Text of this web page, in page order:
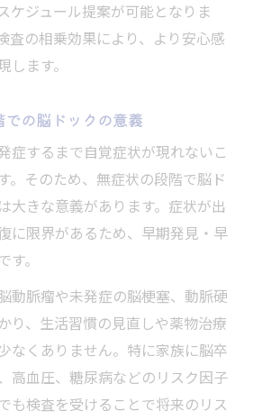
ケジュール提案が可能となりま
査の相乗効果により、より安心感
ます。
の脳ドックの意義
症するまで自覚症状が現れないこ
。そのため、無症状の段階で脳ド
大きな意義があります。症状が出
に限界があるため、早期発見・早
。
動脈瘤や未発症の脳梗塞、動脈硬
り、生活習慣の見直しや薬物治療
なくありません。特に家族に脳卒
高血圧、糖尿病などのリスク因子
も検査を受けることで将来のリス